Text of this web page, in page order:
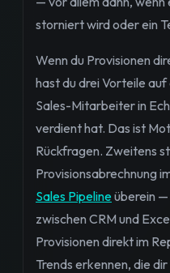
storniert wird oder ein
Wenn du Provisionen
hast du drei Vorteile
Sales-Mitarbeiter in
verdient hat. Das ist
Rückfragen. Zweitens
Provisionsabrechnung
Sales Pipeline überein
zwischen CRM und
Provisionen direkt im
Trends erkennen, die